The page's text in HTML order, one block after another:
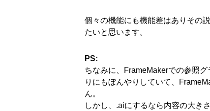
個々の機能にも機能差はありその
たいと思います。
PS:
ちなみに、FrameMakerでの参照
りにもぼんやりしていて、
ん。
しかし、.aiにするなら内容の大き